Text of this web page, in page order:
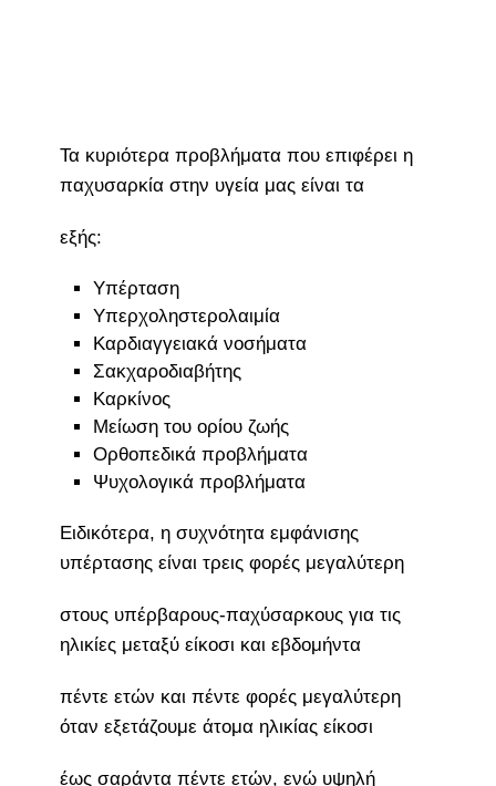
Τα κυριότερα προβλήματα που επιφέρει η
παχυσαρκία στην υγεία μας είναι τα
εξής:
Υπέρταση
Υπερχοληστερολαιμία
Καρδιαγγειακά νοσήματα
Σακχαροδιαβήτης
Καρκίνος
Μείωση του ορίου ζωής
Ορθοπεδικά προβλήματα
Ψυχολογικά προβλήματα
Ειδικότερα, η συχνότητα εμφάνισης
υπέρτασης είναι τρεις φορές μεγαλύτερη
στους υπέρβαρους-παχύσαρκους για τις
ηλικίες μεταξύ είκοσι και εβδομήντα
πέντε ετών και πέντε φορές μεγαλύτερη
όταν εξετάζουμε άτομα ηλικίας είκοσι
έως σαράντα πέντε ετών, ενώ υψηλή